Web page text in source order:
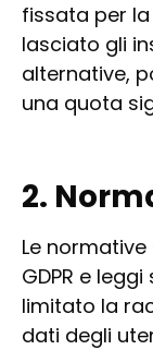
fissata per
lasciato gli
alternative,
una quota
2.
Le normative
GDPR e
limitato la
dati degli